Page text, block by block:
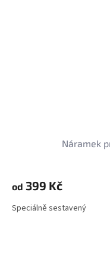
Náramek
od 399 Kč
Speciálně sestavený